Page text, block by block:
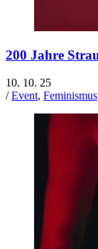
200 Jahre
10. 10. 25
/Event, Feminismus